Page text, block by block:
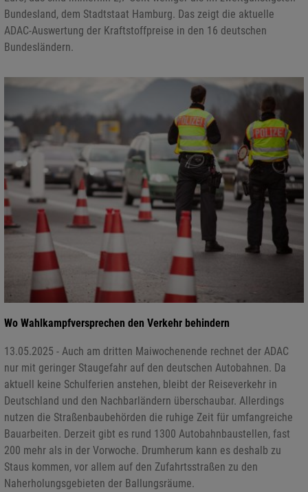
Bundesland, dem Stadtstaat Hamburg. Das zeigt die aktuelle
ADAC-Auswertung der Kraftstoffpreise in den 16 deutschen
Bundesländern.
Wo Wahlkampfversprechen den Verkehr behindern
13.05.2025 - Auch am dritten Maiwochenende rechnet der ADAC
nur mit geringer Staugefahr auf den deutschen Autobahnen. Da
aktuell keine Schulferien anstehen, bleibt der Reiseverkehr in
Deutschland und den Nachbarländern überschaubar. Allerdings
nutzen die Straßenbaubehörden die ruhige Zeit für umfangreiche
Bauarbeiten. Derzeit gibt es rund 1300 Autobahnbaustellen, fast
200 mehr als in der Vorwoche. Drumherum kann es deshalb zu
Staus kommen, vor allem auf den Zufahrtsstraßen zu den
Naherholungsgebieten der Ballungsräume.